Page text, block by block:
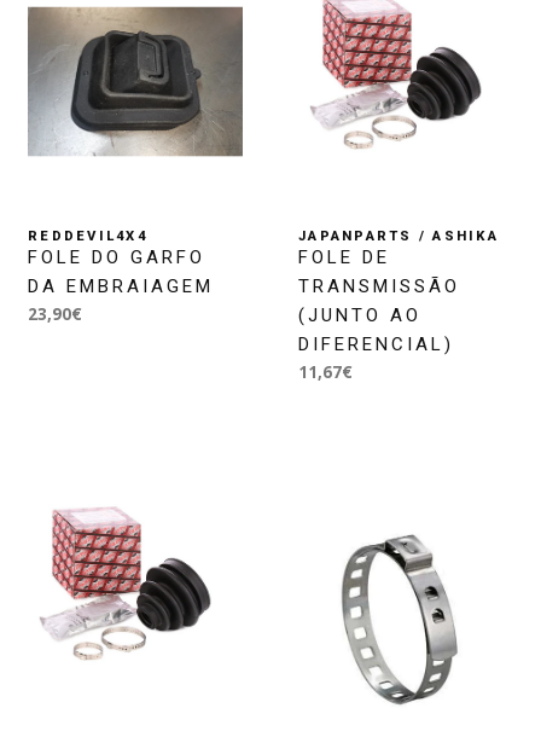
REDDEVIL4X4
FOLE DO GARFO
DA EMBRAIAGEM
23,90€
JAPANPARTS / ASHIKA
FOLE DE
TRANSMISSÃO
(JUNTO AO
DIFERENCIAL)
11,67€